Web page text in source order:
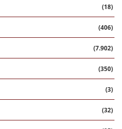
(18)
(406)
(7.902)
(350)
(3)
(32)